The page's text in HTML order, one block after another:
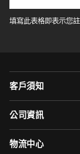
郵
件
填寫此表格即表示您
客戶須知
公司資訊
物流中心